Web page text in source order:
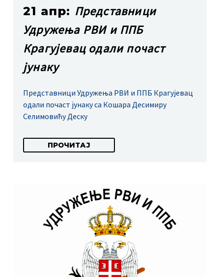
21 апр: Представници
Удружења РВИ и ППБ
Крагујевац одали почаст
јунаку
Представници Удружења РВИ и ППБ Крагујевац
одали почаст јунаку са Кошара Десимиру
Селимовићу Деску
ПРОЧИТАЈ